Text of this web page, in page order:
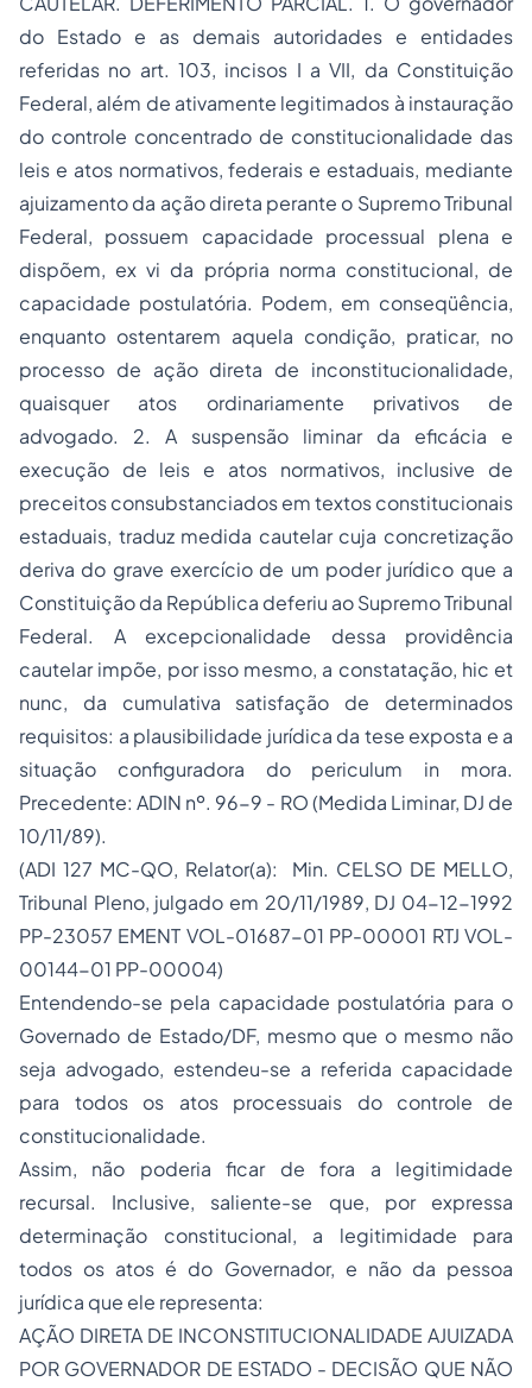
do Estado e as demais autoridades e entidades
referidas no art. 103, incisos I a VII, da Constituição
Federal, além de ativamente legitimados à instauração
do controle concentrado de constitucionalidade das
leis e atos normativos, federais e estaduais, mediante
ajuizamento da ação direta perante o Supremo Tribunal
Federal, possuem capacidade processual plena e
dispõem, ex vi da própria norma constitucional, de
capacidade postulatória. Podem, em conseqüência,
enquanto ostentarem aquela condição, praticar, no
processo de ação direta de inconstitucionalidade,
quaisquer atos ordinariamente privativos de
advogado. 2. A suspensão liminar da eficácia e
execução de leis e atos normativos, inclusive de
preceitos consubstanciados em textos constitucionais
estaduais, traduz medida cautelar cuja concretização
deriva do grave exercício de um poder jurídico que a
Constituição da República deferiu ao Supremo Tribunal
Federal. A excepcionalidade dessa providência
cautelar impõe, por isso mesmo, a constatação, hic et
nunc, da cumulativa satisfação de determinados
requisitos: a plausibilidade jurídica da tese exposta e a
situação configuradora do periculum in mora.
Precedente: ADIN nº. 96-9 - RO (Medida Liminar, DJ de
10/11/89).
(ADI 127 MC-QO, Relator(a): Min. CELSO DE MELLO,
Tribunal Pleno, julgado em 20/11/1989, DJ 04-12-1992
PP-23057 EMENT VOL-01687-01 PP-00001 RTJ VOL-
00144-01 PP-00004)
Entendendo-se pela capacidade postulatória para o
Governado de Estado/DF, mesmo que o mesmo não
seja advogado, estendeu-se a referida capacidade
para todos os atos processuais do controle de
constitucionalidade.
Assim, não poderia ficar de fora a legitimidade
recursal. Inclusive, saliente-se que, por expressa
determinação constitucional, a legitimidade para
todos os atos é do Governador, e não da pessoa
jurídica que ele representa:
AÇÃO DIRETA DE INCONSTITUCIONALIDADE AJUIZADA
POR GOVERNADOR DE ESTADO - DECISÃO QUE NÃO